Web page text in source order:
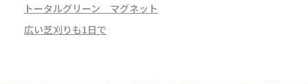
トータルグリーン マグネット
広い芝刈りも1日で